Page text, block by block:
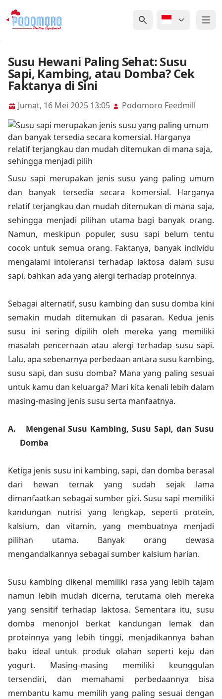
Open
Susu Hewani Paling Sehat: Susu
Sapi, Kambing, atau Domba? Cek
Faktanya di Sini
Jumat, 16 Mei 2025 13:05 Podomoro Feedmill
Susu sapi merupakan jenis susu yang paling umum
dan banyak tersedia secara komersial. Harganya
relatif terjangkau dan mudah ditemukan di mana saja,
sehingga menjadi pilihan utama bagi banyak orang.
Namun, meskipun populer, susu sapi belum tentu
cocok untuk semua orang. Faktanya, banyak individu
mengalami intoleransi terhadap laktosa dalam susu
sapi, bahkan ada yang alergi terhadap proteinnya.
Sebagai alternatif, susu kambing dan susu domba kini
semakin mudah ditemukan di pasaran. Kedua jenis
susu ini sering dipilih oleh mereka yang memiliki
masalah pencernaan atau alergi terhadap susu sapi.
Lalu, apa sebenarnya perbedaan antara susu kambing,
susu sapi, dan susu domba? Mana yang paling sesuai
untuk kamu dan keluarga? Mari kita kenali lebih dalam
masing-masing jenis susu serta manfaatnya.
A.
Mengenal Susu Kambing, Susu Sapi, dan Susu
Domba
Ketiga jenis susu ini kambing, sapi, dan domba berasal
dari hewan ternak yang sudah sejak lama
dimanfaatkan sebagai sumber gizi. Susu sapi memiliki
kandungan nutrisi yang lengkap, seperti protein,
kalsium, dan vitamin, yang membuatnya menjadi
pilihan utama. Banyak orang dewasa
mengandalkannya sebagai sumber kalsium harian.
Susu kambing dikenal memiliki rasa yang lebih tajam
namun lebih mudah dicerna, terutama oleh mereka
yang sensitif terhadap laktosa. Sementara itu, susu
domba menonjol berkat kandungan lemak dan
proteinnya yang lebih tinggi, menjadikannya bahan
baku ideal untuk produk olahan seperti keju dan
yogurt. Masing-masing memiliki keunggulan
tersendiri, dan memahami perbedaannya bisa
membantu kamu memilih yang paling sesuai dengan